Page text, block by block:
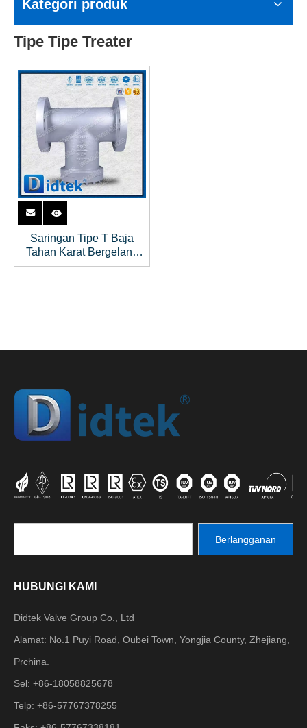
Kategori produk
Tipe Tipe Treater
Saringan Tipe T Baja
Tahan Karat Bergelang
RF
Berlangganan
HUBUNGI KAMI
Didtek Valve Group Co., Ltd
Alamat: No.1 Puyi Road, Oubei Town, Yongjia County, Zhejiang,
Prchina.
Sel: +86-18058825678
Telp: +86-57767378255